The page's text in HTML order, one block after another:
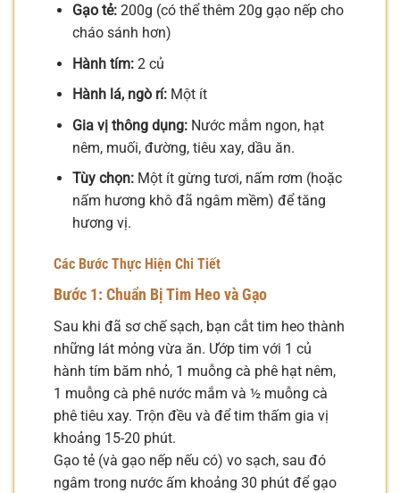
Gạo tẻ:200g (có thể thêm 20g gạo nếp cho
cháo sánh hơn)
Hành tím:2 củ
Hành lá, ngò rí:Một ít
Gia vị thông dụng:Nước mắm ngon, hạt
nêm, muối, đường, tiêu xay, dầu ăn.
Tùy chọn:Một ít gừng tươi, nấm rơm (hoặc
nấm hương khô đã ngâm mềm) để tăng
hương vị.
Các Bước Thực Hiện Chi Tiết
Bước 1: Chuẩn Bị Tim Heo và Gạo
Sau khi đã sơ chế sạch, bạn cắt tim heo thành
những lát mỏng vừa ăn. Ướp tim với 1 củ
hành tím băm nhỏ, 1 muỗng cà phê hạt nêm,
1 muỗng cà phê nước mắm và ½ muỗng cà
phê tiêu xay. Trộn đều và để tim thấm gia vị
khoảng 15-20 phút.
Gạo tẻ (và gạo nếp nếu có) vo sạch, sau đó
ngâm trong nước ấm khoảng 30 phút để gạo